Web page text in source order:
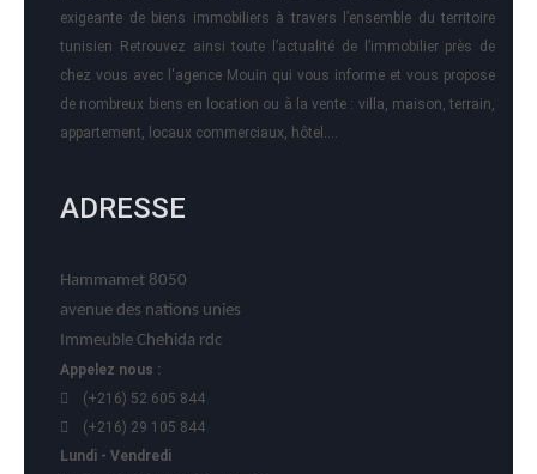
exigeante de biens immobiliers à travers l’ensemble du territoire
tunisien Retrouvez ainsi toute l’actualité de l’immobilier près de
chez vous avec l'agence Mouin qui vous informe et vous propose
de nombreux biens en location ou à la vente : villa, maison, terrain,
appartement, locaux commerciaux, hôtel….
ADRESSE
Hammamet 8050
avenue des nations unies
Immeuble Chehida rdc
Appelez nous :
(+216) 52 605 844
(+216) 29 105 844
Lundi - Vendredi